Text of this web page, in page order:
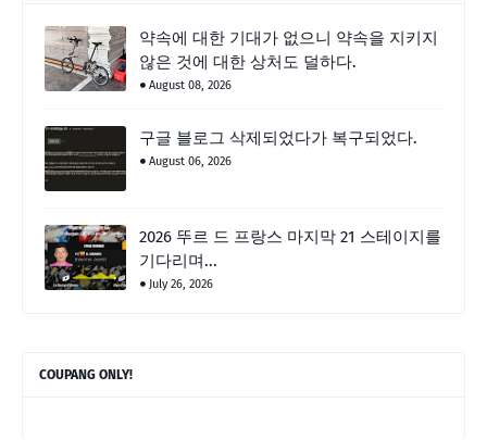
약속에 대한 기대가 없으니 약속을 지키지
않은 것에 대한 상처도 덜하다.
August 08, 2026
구글 블로그 삭제되었다가 복구되었다.
August 06, 2026
2026 뚜르 드 프랑스 마지막 21 스테이지를
기다리며...
July 26, 2026
COUPANG ONLY!